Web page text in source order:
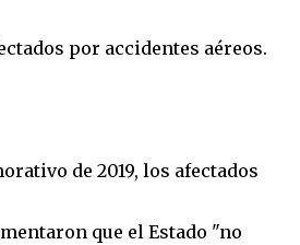
por accidentes aéreos.
de 2019, los afectados
que el Estado "no